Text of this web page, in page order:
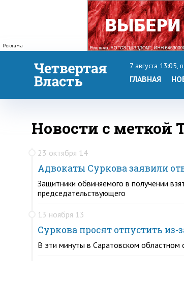
Реклама
7 августа 13:05,
ГЛАВНАЯ
Новости с меткой
23 октября 14
Адвокаты Суркова заявили
Защитники обвиняемого в получении
председательствующего
13 ноября 13
Суркова просят отпустить из-
В эти минуты в Саратовском областном